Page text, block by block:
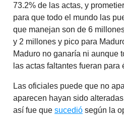
73.2% de las actas, y
para que todo el mundo las
que manejan son de 6
y 2 millones y pico para
Maduro no ganaría ni aunque
las actas faltantes fueran para
Las oficiales puede que no
aparecen hayan sido
así fue que sucedió según la